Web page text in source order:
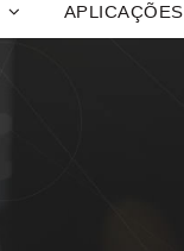
APLICAÇÕES